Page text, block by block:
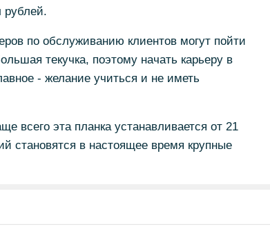
рублей.
по обслуживанию клиентов могут пойти
текучка, поэтому начать карьеру в
- желание учиться и не иметь
всего эта планка устанавливается от 21
становятся в настоящее время крупные